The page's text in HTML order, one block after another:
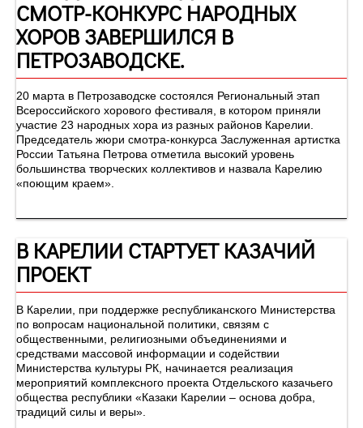
СМОТР-КОНКУРС НАРОДНЫХ
ХОРОВ ЗАВЕРШИЛСЯ В
ПЕТРОЗАВОДСКЕ.
20 марта в Петрозаводске состоялся Региональный этап
Всероссийского хорового фестиваля, в котором приняли
участие 23 народных хора из разных районов Карелии.
Председатель жюри смотра-конкурса Заслуженная артистка
России Татьяна Петрова отметила высокий уровень
большинства творческих коллективов и назвала Карелию
«поющим краем».
В КАРЕЛИИ СТАРТУЕТ КАЗАЧИЙ
ПРОЕКТ
В Карелии, при поддержке республиканского Министерства
по вопросам национальной политики, связям с
общественными, религиозными объединениями и
средствами массовой информации и содействии
Министерства культуры РК, начинается реализация
мероприятий комплексного проекта Отдельского казачьего
общества республики «Казаки Карелии – основа добра,
традиций силы и веры».